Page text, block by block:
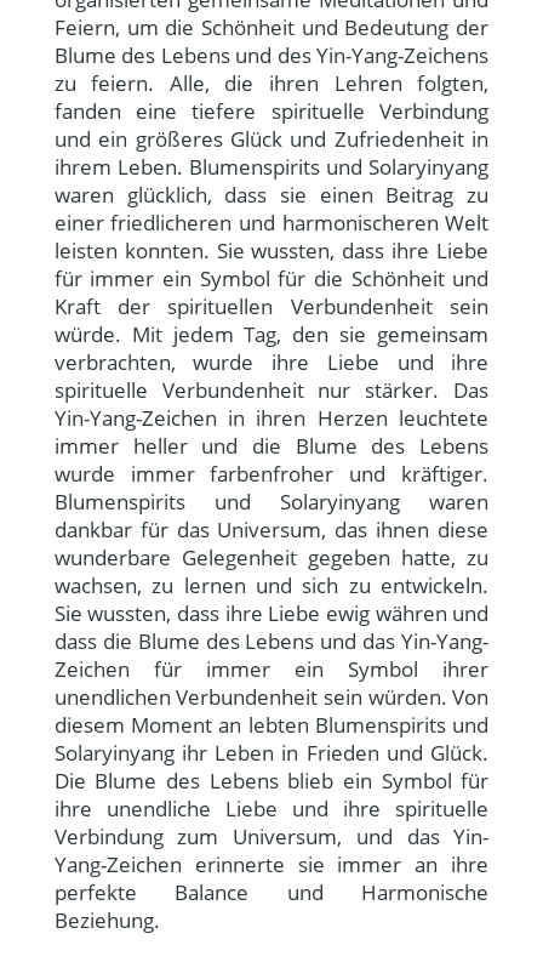
Feiern, um die Schönheit und Bedeutung der
Blume des Lebens und des Yin-Yang-Zeichens
zu feiern. Alle, die ihren Lehren folgten,
fanden eine tiefere spirituelle Verbindung
und ein größeres Glück und Zufriedenheit in
ihrem Leben. Blumenspirits und Solaryinyang
waren glücklich, dass sie einen Beitrag zu
einer friedlicheren und harmonischeren Welt
leisten konnten. Sie wussten, dass ihre Liebe
für immer ein Symbol für die Schönheit und
Kraft der spirituellen Verbundenheit sein
würde. Mit jedem Tag, den sie gemeinsam
verbrachten, wurde ihre Liebe und ihre
spirituelle Verbundenheit nur stärker. Das
Yin-Yang-Zeichen in ihren Herzen leuchtete
immer heller und die Blume des Lebens
wurde immer farbenfroher und kräftiger.
Blumenspirits und Solaryinyang waren
dankbar für das Universum, das ihnen diese
wunderbare Gelegenheit gegeben hatte, zu
wachsen, zu lernen und sich zu entwickeln.
Sie wussten, dass ihre Liebe ewig währen und
dass die Blume des Lebens und das Yin-Yang-
Zeichen für immer ein Symbol ihrer
unendlichen Verbundenheit sein würden. Von
diesem Moment an lebten Blumenspirits und
Solaryinyang ihr Leben in Frieden und Glück.
Die Blume des Lebens blieb ein Symbol für
ihre unendliche Liebe und ihre spirituelle
Verbindung zum Universum, und das Yin-
Yang-Zeichen erinnerte sie immer an ihre
perfekte Balance und Harmonische
Beziehung.